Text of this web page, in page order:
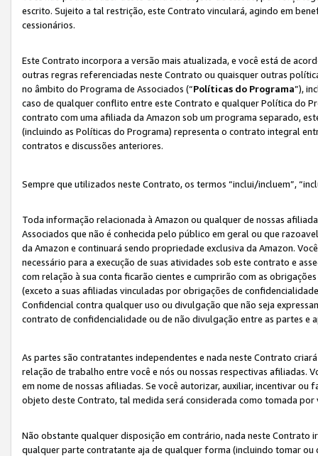
escrito. Sujeito a tal restrição, este Contrato vinculará, agindo em
cessionários.
Este Contrato incorpora a versão mais atualizada, e você está de
outras regras referenciadas neste Contrato ou quaisquer outras
no âmbito do Programa de Associados (“Políticas do Programa”),
caso de qualquer conflito entre este Contrato e qualquer Política do
contrato com uma afiliada da Amazon sob um programa separado,
(incluindo as Políticas do Programa) representa o contrato integral
contratos e discussões anteriores.
Sempre que utilizados neste Contrato, os termos “inclui/incluem”,
Toda informação relacionada à Amazon ou qualquer de nossas
Associados que não é conhecida pelo público em geral ou que
da Amazon e continuará sendo propriedade exclusiva da Amazon.
necessário para a execução de suas atividades sob este contrato e
com relação à sua conta ficarão cientes e cumprirão com as
(exceto a suas afiliadas vinculadas por obrigações de
Confidencial contra qualquer uso ou divulgação que não seja
contrato de confidencialidade ou de não divulgação entre as partes e
As partes são contratantes independentes e nada neste Contrato
relação de trabalho entre você e nós ou nossas respectivas afiliadas.
em nome de nossas afiliadas. Se você autorizar, auxiliar, incentivar
objeto deste Contrato, tal medida será considerada como tomada por
Não obstante qualquer disposição em contrário, nada neste
qualquer parte contratante aja de qualquer forma (incluindo tomar ou